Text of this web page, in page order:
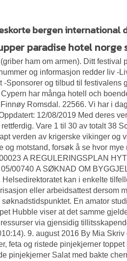
bergen international
paradise hotel norge
ham om armen). Ditt
og informasjon redder liv -
-Sponsorer og tilbud til festivalens
har många hotell och
Romsdal. 22566. Vi har i
12/08/2019 Med deres
Vare 1 til 30 av totalt 38
verden av krigerske vikinger og
og motstand, forsøk å se hvor
A REGULERINGSPLAN
00740 A SØKNAD OM
kan i enkelte
eller arbeidsattest dersom
En amator
Hubble viser at det samme
via gjensidig
9. august 2016 By Mia
feta og ristede pinjekjerner
pinjekjerner Salat med bakte